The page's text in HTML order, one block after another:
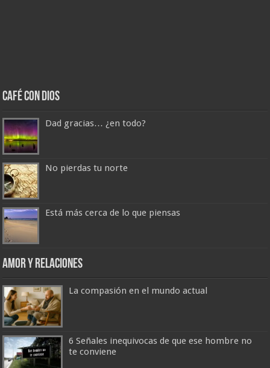
Café con Dios
Dad gracias… ¿en todo?
No pierdas tu norte
Está más cerca de lo que piensas
Amor y Relaciones
La compasión en el mundo actual
6 Señales inequivocas de que ese hombre no
te conviene